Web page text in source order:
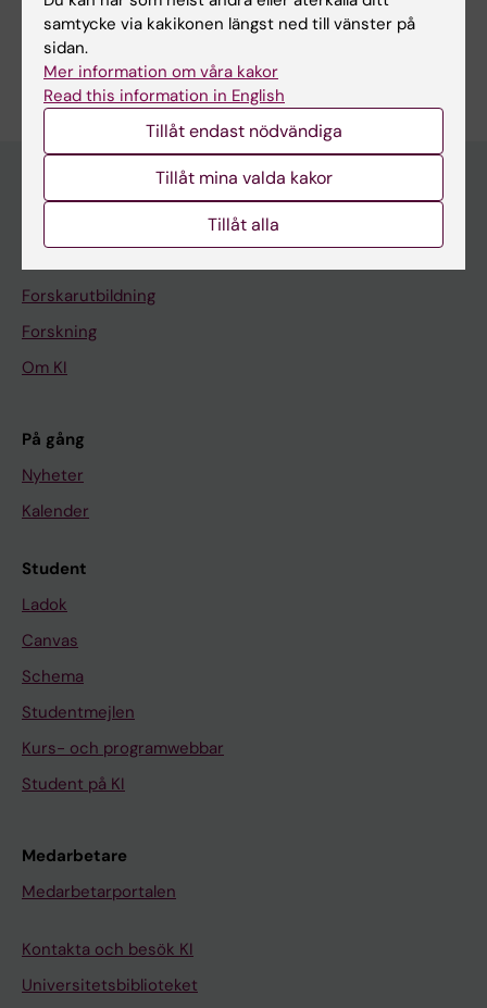
A; Silvain C; Schnee M; Tanne F; Lemoinne S;
Martin ED; Vavasseur F; Nicot A; Brouard S;
Mosnier J-F; Gournay J; Conchon S; Renand A
Är du Thomas Michel Eugène Guinebretière?
Redigera din profil
Forskarutbildning
Forskning
Om KI
På gång
Nyheter
Kalender
Student
Ladok
Canvas
Schema
Studentmejlen
Kurs- och programwebbar
Student på KI
Medarbetare
Medarbetarportalen
Kontakta och besök KI
Universitetsbiblioteket
samtycke via kakikonen längst ned till vänster på
sidan.
Mer information om våra kakor
Read this information in English
Tillåt endast nödvändiga
Tillåt mina valda kakor
Tillåt alla